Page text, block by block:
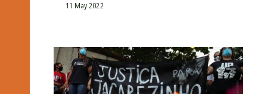
11 May 2022